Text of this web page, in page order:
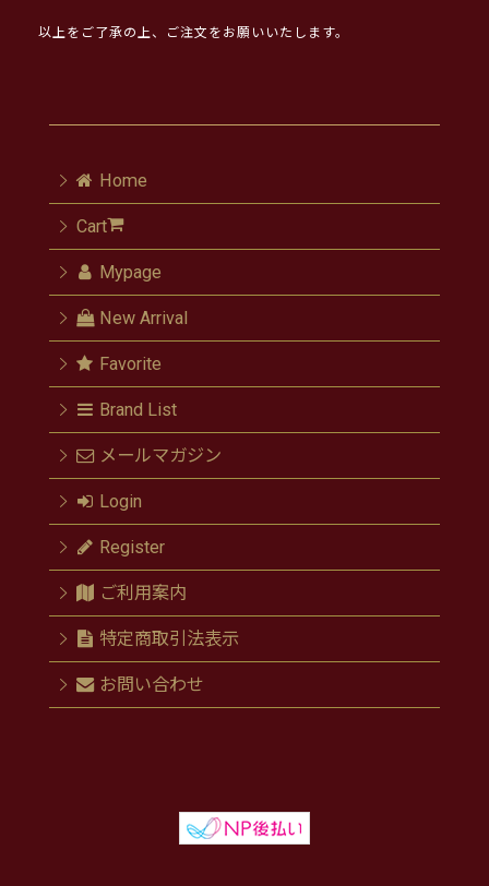
以上をご了承の上、ご注文をお願いいたします。
Home
Cart
Mypage
New Arrival
Favorite
Brand List
メールマガジン
Login
Register
ご利用案内
特定商取引法表示
お問い合わせ